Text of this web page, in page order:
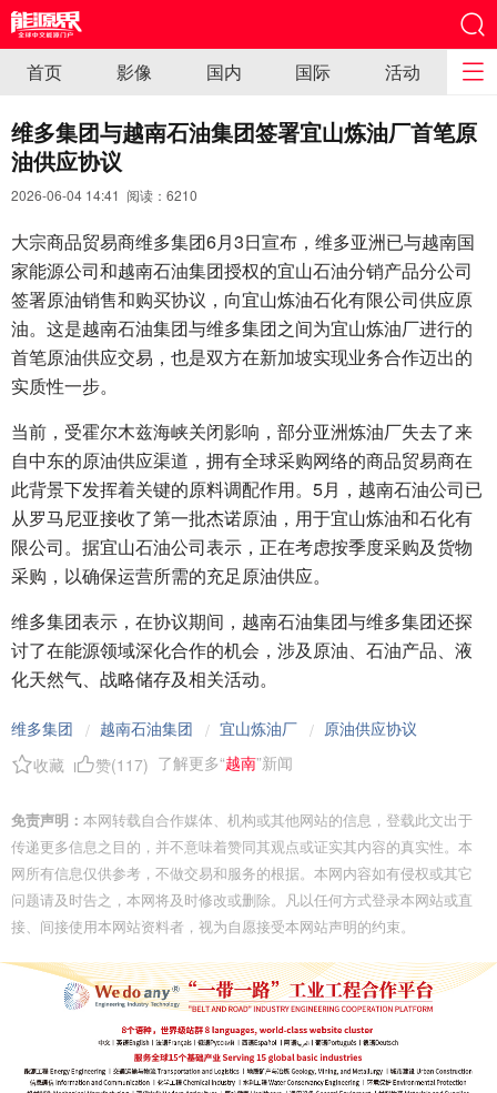
首页 影像 国内 国际 活动
维多集团与越南石油集团签署宜山炼油厂首笔原
油供应协议
2026-06-04 14:41 阅读： 6210
大宗商品贸易商维多集团6月3日宣布，维多亚洲已与越南国
家能源公司和越南石油集团授权的宜山石油分销产品分公司
签署原油销售和购买协议，向宜山炼油石化有限公司供应原
油。这是越南石油集团与维多集团之间为宜山炼油厂进行的
首笔原油供应交易，也是双方在新加坡实现业务合作迈出的
实质性一步。
当前，受霍尔木兹海峡关闭影响，部分亚洲炼油厂失去了来
自中东的原油供应渠道，拥有全球采购网络的商品贸易商在
此背景下发挥着关键的原料调配作用。5月，越南石油公司已
从罗马尼亚接收了第一批杰诺原油，用于宜山炼油和石化有
限公司。据宜山石油公司表示，正在考虑按季度采购及货物
采购，以确保运营所需的充足原油供应。
维多集团表示，在协议期间，越南石油集团与维多集团还探
讨了在能源领域深化合作的机会，涉及原油、石油产品、液
化天然气、战略储存及相关活动。
维多集团 / 越南石油集团 / 宜山炼油厂 / 原油供应协议
收藏
赞(117) 了解更多“越南”新闻
免责声明： 本网转载自合作媒体、机构或其他网站的信息，登载此文出于
传递更多信息之目的，并不意味着赞同其观点或证实其内容的真实性。本
网所有信息仅供参考，不做交易和服务的根据。本网内容如有侵权或其它
问题请及时告之，本网将及时修改或删除。凡以任何方式登录本网站或直
接、间接使用本网站资料者，视为自愿接受本网站声明的约束。